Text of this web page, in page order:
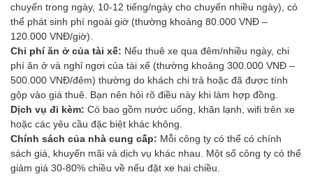
chuyến trong ngày, 10-12 tiếng/ngày cho chuyến nhiều ngày), có
thể phát sinh phí ngoài giờ (thường khoảng 80.000 VNĐ –
120.000 VNĐ/giờ).
Chi phí ăn ở của tài xế: Nếu thuê xe qua đêm/nhiều ngày, chi
phí ăn ở và nghỉ ngơi của tài xế (thường khoảng 300.000 VNĐ –
500.000 VNĐ/đêm) thường do khách chi trả hoặc đã được tính
gộp vào giá thuê. Bạn nên hỏi rõ điều này khi làm hợp đồng.
Dịch vụ đi kèm: Có bao gồm nước uống, khăn lạnh, wifi trên xe
hoặc các yêu cầu đặc biệt khác không.
Chính sách của nhà cung cấp: Mỗi công ty có thể có chính
sách giá, khuyến mãi và dịch vụ khác nhau. Một số công ty có thể
giảm giá 30-80% chiều về nếu đặt xe hai chiều.